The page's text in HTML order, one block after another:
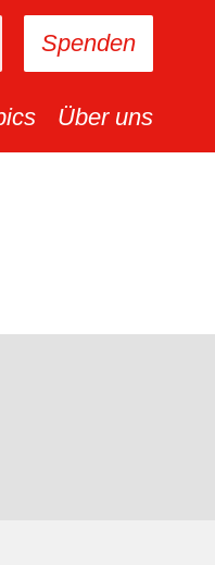
Spenden
Über uns